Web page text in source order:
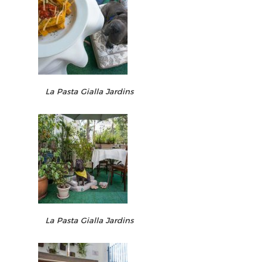
La Pasta Gialla Jardins
La Pasta Gialla Jardins